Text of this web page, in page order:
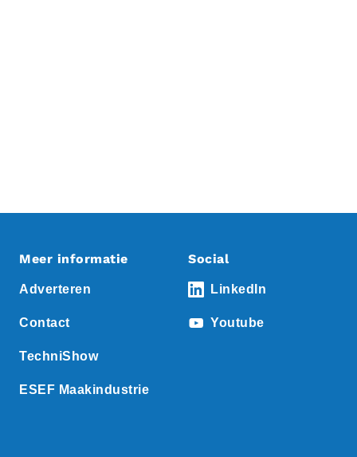
Meer informatie
Adverteren
Contact
TechniShow
ESEF Maakindustrie
Social
LinkedIn
Youtube